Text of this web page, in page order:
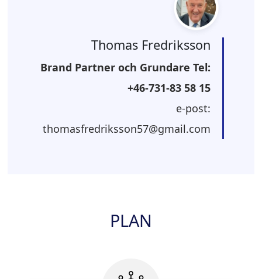
Thomas Fredriksson
Brand Partner och Grundare Tel:
+46-731-83 58 15
e-post:
thomasfredriksson57@gmail.com
PLAN